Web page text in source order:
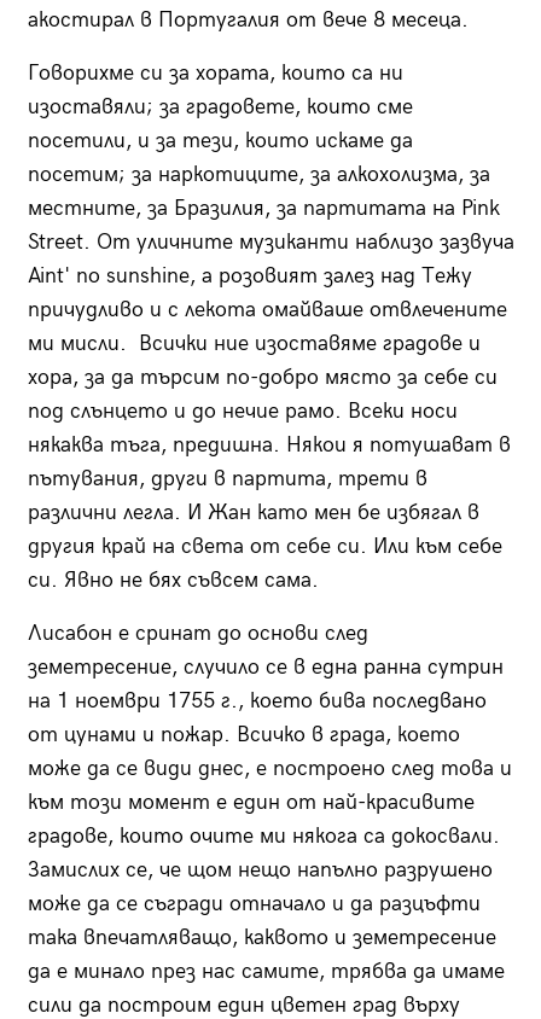
акостирал в Португалия от вече 8 месеца.
Говорихме си за хората, които са ни
изоставяли; за градовете, които сме
посетили, и за тези, които искаме да
посетим; за наркотиците, за алкохолизма, за
местните, за Бразилия, за партитата на Pink
Street. От уличните музиканти наблизо зазвуча
Aint' no sunshine, а розовият залез над Тежу
причудливо и с лекота омайваше отвлечените
ми мисли. Всички ние изоставяме градове и
хора, за да търсим по-добро място за себе си
под слънцето и до нечие рамо. Всеки носи
някаква тъга, предишна. Някои я потушават в
пътувания, други в партита, трети в
различни легла. И Жан като мен бе избягал в
другия край на света от себе си. Или към себе
си. Явно не бях съвсем сама.
Лисабон е сринат до основи след
земетресение, случило се в една ранна сутрин
на 1 ноември 1755 г., което бива последвано
от цунами и пожар. Всичко в града, което
може да се види днес, е построено след това и
към този момент е един от най-красивите
градове, които очите ми някога са докосвали.
Замислих се, че щом нещо напълно разрушено
може да се съгради отначало и да разцъфти
така впечатляващо, каквото и земетресение
да е минало през нас самите, трябва да имаме
сили да построим един цветен град върху